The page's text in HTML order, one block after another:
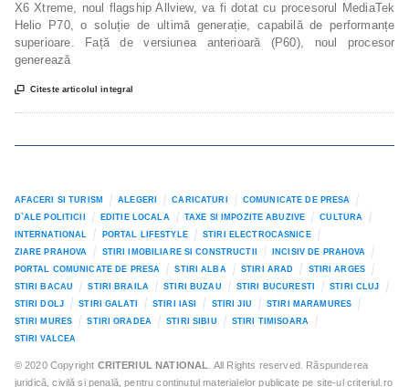
X6 Xtreme, noul flagship Allview, va fi dotat cu procesorul MediaTek
Helio P70, o soluție de ultimă generație, capabilă de performanțe
superioare. Față de versiunea anterioară (P60), noul procesor
generează
 Citeste articolul integral
AFACERI SI TURISM ALEGERI CARICATURI
COMUNICATE DE PRESA
D`ALE POLITICII
EDITIE LOCALA TAXE SI IMPOZITE ABUZIVE
CULTURA
INTERNATIONAL
PORTAL LIFESTYLE
STIRI ELECTROCASNICE
ZIARE PRAHOVA
STIRI IMOBILIARE SI CONSTRUCTII
INCISIV DE PRAHOVA
PORTAL COMUNICATE DE PRESA
STIRI ALBA STIRI ARAD
STIRI ARGES
STIRI BACAU
STIRI BRAILA STIRI BUZAU STIRI BUCURESTI
STIRI CLUJ
STIRI DOLJ
STIRI GALATI STIRI IASI STIRI JIU
STIRI MARAMURES
STIRI MURES
STIRI ORADEA STIRI SIBIU
STIRI TIMISOARA
STIRI VALCEA
© 2020 Copyright CRITERIUL NATIONAL . All Rights reserved. Răspunderea
juridică, civilă și penală, pentru conținutul materialelor publicate pe site-ul criteriul.ro